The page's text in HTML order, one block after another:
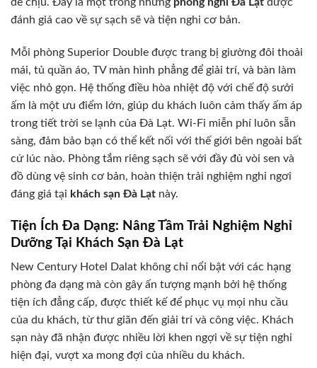
đánh giá cao về sự sạch sẽ và tiện nghi cơ bản.
Mỗi phòng Superior Double được trang bị giường đôi thoải
mái, tủ quần áo, TV màn hình phẳng để giải trí, và bàn làm
việc nhỏ gọn. Hệ thống điều hòa nhiệt độ với chế độ sưởi
ấm là một ưu điểm lớn, giúp du khách luôn cảm thấy ấm áp
trong tiết trời se lạnh của Đà Lạt. Wi-Fi miễn phí luôn sẵn
sàng, đảm bảo bạn có thể kết nối với thế giới bên ngoài bất
cứ lúc nào. Phòng tắm riêng sạch sẽ với đầy đủ vòi sen và
đồ dùng vệ sinh cơ bản, hoàn thiện trải nghiệm nghỉ ngơi
đáng giá tại khách sạn Đà Lạt này.
Tiện Ích Đa Dạng: Nâng Tầm Trải Nghiệm Nghỉ
Dưỡng Tại Khách Sạn Đà Lạt
New Century Hotel Dalat không chỉ nổi bật với các hạng
phòng đa dạng mà còn gây ấn tượng mạnh bởi hệ thống
tiện ích đẳng cấp, được thiết kế để phục vụ mọi nhu cầu
của du khách, từ thư giãn đến giải trí và công việc. Khách
sạn này đã nhận được nhiều lời khen ngợi về sự tiện nghi
hiện đại, vượt xa mong đợi của nhiều du khách.